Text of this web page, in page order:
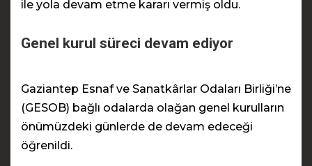
ile yola devam etme kararı vermiş oldu.
Genel kurul süreci devam ediyor
Gaziantep Esnaf ve Sanatkârlar Odaları Birliği’ne
(GESOB) bağlı odalarda olağan genel kurulların
önümüzdeki günlerde de devam edeceği
öğrenildi.